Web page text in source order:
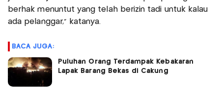
berhak menuntut yang telah berizin tadi untuk kalau
ada pelanggar," katanya.
BACA JUGA:
Puluhan Orang Terdampak Kebakaran
Lapak Barang Bekas di Cakung